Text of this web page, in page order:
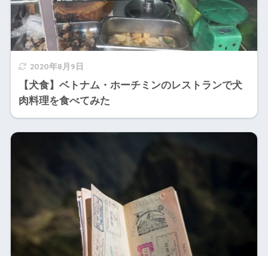
2020年8月9日
【犬食】ベトナム・ホーチミンのレストランで犬
肉料理を食べてみた